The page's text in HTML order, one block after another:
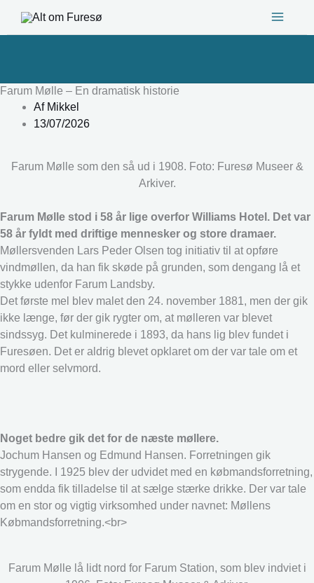
Farum Mølle – En dramatisk historie
AfMikkel
13/07/2026
Farum Mølle som den så ud i 1908. Foto: Furesø Museer &
Arkiver.
Farum Mølle stod i 58 år lige overfor Williams Hotel. Det var
58 år fyldt med driftige mennesker og store dramaer.
Møllersvenden Lars Peder Olsen tog initiativ til at opføre
vindmøllen, da han fik skøde på grunden, som dengang lå et
stykke udenfor Farum Landsby.
Det første mel blev malet den 24. november 1881, men der gik
ikke længe, før der gik rygter om, at mølleren var blevet
sindssyg. Det kulminerede i 1893, da hans lig blev fundet i
Furesøen. Det er aldrig blevet opklaret om der var tale om et
mord eller selvmord.
Noget bedre gik det for de næste møllere.
Jochum Hansen og Edmund Hansen. Forretningen gik
strygende. I 1925 blev der udvidet med en købmandsforretning,
som endda fik tilladelse til at sælge stærke drikke. Der var tale
om en stor og vigtig virksomhed under navnet: Møllens
Købmandsforretning.<br>
Farum Mølle lå lidt nord for Farum Station, som blev indviet i